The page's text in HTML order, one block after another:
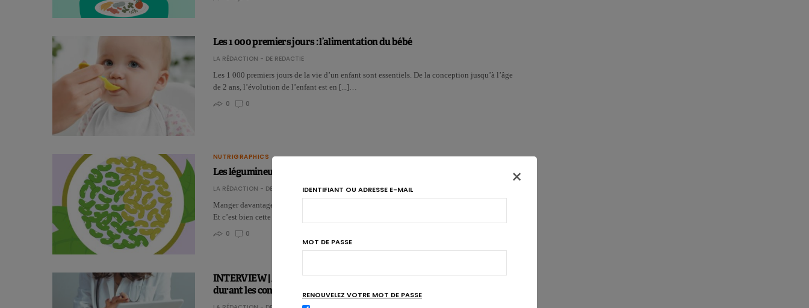
Les 1 000 premiers jours : l’alimentation du bébé
LA RÉDACTION - DE REDACTIE
Les 1 000 premiers jours de la vie d’un enfant sont essentiels. De la conception jusqu’à l’âge
de 2 ans, l’évolution de l’enfant est en [...]…
0
0
NUTRIGRAPHICS
Les légumineuses dans l’assiette
LA RÉDACTION - DE REDACTIE
Manger davantage de légumineuses représente la 3ème priorité alimentaire pour les Belges.
Et c’est bien cette priorité qui est associée au plus grand bénéfi…
0
0
INTERVIEW | Alimentation et santé intestinale : comment en discuter
durant les consultations ?
×
IDENTIFIANT OU ADRESSE E-MAIL
MOT DE PASSE
RENOUVELEZ VOTRE MOT DE PASSE